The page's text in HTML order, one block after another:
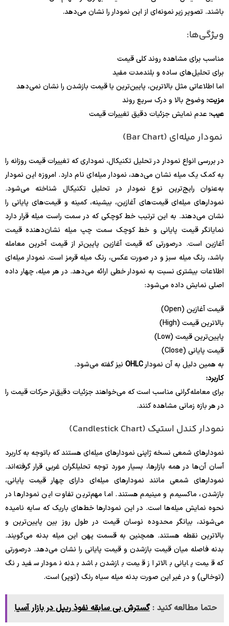
باشند. تصویر زیر نمونه‌ای از این نمودار را نشان می‌دهد.
ویژگی‌ها:
مناسب برای مشاهده روند کلی قیمت
برای تحلیل‌های ساده و بلندمدت مفید
اما اطلاعاتی مثل بالاترین، پایین‌ترین یا قیمت بازشدن را نشان نمی‌دهد
مزیت: وضوح بالا و درک سریع روند
عیب:عدم نمایش جزئیات دقیق تغییرات قیمت
نمودار میله‌ای (Bar Chart)
در بررسی انواع نمودار در تحلیل تکنیکال، نموداری که تغییرات قیمت روزانه را
به کمک یک میله نشان می‌دهد، نمودار میله‌ای نام دارد. امروزه این نمودار
به‌‌عنوان رایج‌ترین نوع نمودار در تحلیل تکنیکال شناخته می‌شود.
نمودارهای میله‌ای قیمت‌های آغازین، بیشینه، کمینه و قیمت‌های پایانی را
نشان می‌دهند. به این ترتیب خط کوچکی که در سمت راست میله قرار دارد
نمایانگر قیمت پایانی و خط کوچک سمت چپ میله نشان‌دهنده قیمت
آغازین است. درصورتی که قیمت آغازین پایین‌تر از قیمت آخرین معامله
باشد، رنگ میله سبز و در صورت عکس، رنگ میله قرمز است. نمودار میله‌ای
اطلاعات بیشتری نسبت به نمودار خطی ارائه می‌دهد. در هر میله، چهار داده
اصلی نمایش داده می‌شود:
قیمت آغازین (Open)
بالاترین قیمت (High)
پایین‌ترین قیمت (Low)
قیمت پایانی (Close)
به همین دلیل به آن نمودارOHLC نیز گفته می‌شود.
کاربرد:
برای معامله‌گرانی مناسب است که می‌خواهند جزئیات دقیق‌تر حرکات قیمت را
در هر بازه زمانی مشاهده کنند.
نمودار کندل استیک (Candlestick Chart)
نمودارهای شمعی نسخه ژاپنی نمودارهای میله‌ای هستند که باتوجه به کاربرد
آسان آن‌ها در همه بازارها، بسیار مورد توجه تحلیلگران غربی قرار گرفته‌اند.
نمودارهای شمعی مانند نمودارهای میله‌ای دارای چهار قیمت پایانی،
بازشدن، ماکسیمم و مینیمم هستند. اما مهم‌ترین تفاوت این نمودارها در
نحوه نمایش میله‌ها است. در این نمودارها خط‌های باریک که سایه نامیده
می‌شوند، بیانگر محدوده نوسان قیمت در طول روز بین پایین‌ترین و
بالاترین نقطه هستند. همچنین به قسمت پهن این میله بدنه می‌گویند.
بدنه فاصله میان قیمت بازشدن و قیمت پایانی را نشان می‌دهد. درصورتی
که قیمت پایانی بالاتر از قیمت بازشدن باشد بدنه نمودار سفید رنگ
(توخالی) و در غیر این صورت بدنه میله سیاه رنگ (توپر) است.
حتما مطالعه کنید : گسترش بی سابقه نفوذ ریپل در بازار آسیا